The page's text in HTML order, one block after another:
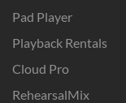
Pad Player
Playback Rentals
Cloud Pro
RehearsalMix